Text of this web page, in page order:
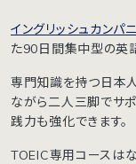
イングリッシュカンパ
た90日間集中型の英
専門知識を持つ日本
ながら二人三脚でサ
践力も強化できます。
TOEIC専用コースは